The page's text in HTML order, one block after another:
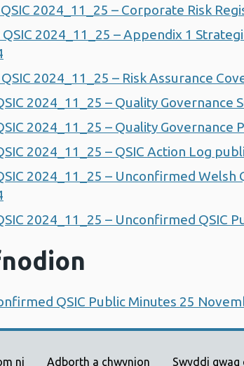
2024_11_25 – Corporate Risk
QSIC 2024_11_25 – Appendix 1
2024_11_25 – Risk Assurance
2024_11_25 – Quality Governance
2024_11_25 – Quality
2024_11_25 – QSIC Action Log
2024_11_25 – Unconfirmed
2024_11_25 – Unconfirmed QSIC
QSIC Public Minutes 25
ni Adborth a chwynion Swyddi